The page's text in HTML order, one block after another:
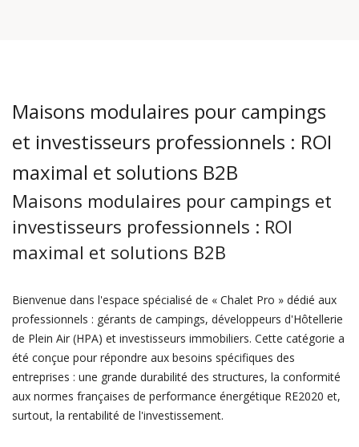
Maisons modulaires pour campings
et investisseurs professionnels : ROI
maximal et solutions B2B
Maisons modulaires pour campings et
investisseurs professionnels : ROI
maximal et solutions B2B
Bienvenue dans l'espace spécialisé de « Chalet Pro » dédié aux
professionnels : gérants de campings, développeurs d'Hôtellerie
de Plein Air (HPA) et investisseurs immobiliers. Cette catégorie a
été conçue pour répondre aux besoins spécifiques des
entreprises : une grande durabilité des structures, la conformité
aux normes françaises de performance énergétique RE2020 et,
surtout, la rentabilité de l'investissement.